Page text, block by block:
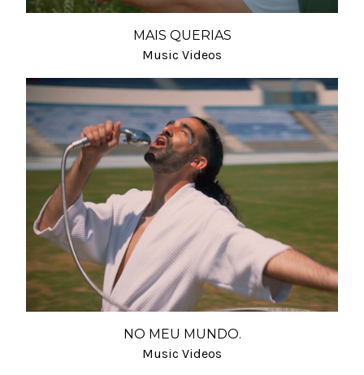
MAIS QUERIAS
Music Videos
NO MEU MUNDO.
Music Videos